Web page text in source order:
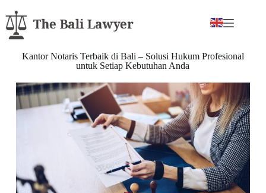
Kantor Notaris Terbaik di Bali – Solusi Hukum Profesional
untuk Setiap Kebutuhan Anda